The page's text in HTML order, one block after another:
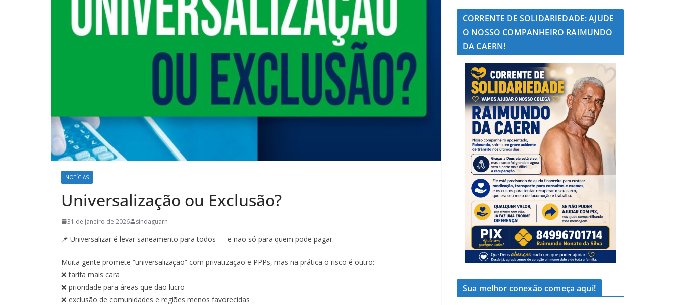
NOTÍCIAS
Universalização ou Exclusão?
31 de janeiro de 2026 sindaguarn
📌 Universalizar é levar saneamento para todos — e não só para quem pode pagar.
Muita gente promete “universalização” com privatização e PPPs, mas na prática o risco é outro:
❌ tarifa mais cara
❌ prioridade para áreas que dão lucro
❌ exclusão de comunidades e regiões menos favorecidas
CORRENTE DE SOLIDARIEDADE: AJUDE
O NOSSO COMPANHEIRO RAIMUNDO
DA CAERN!
Sua melhor conexão começa aqui!